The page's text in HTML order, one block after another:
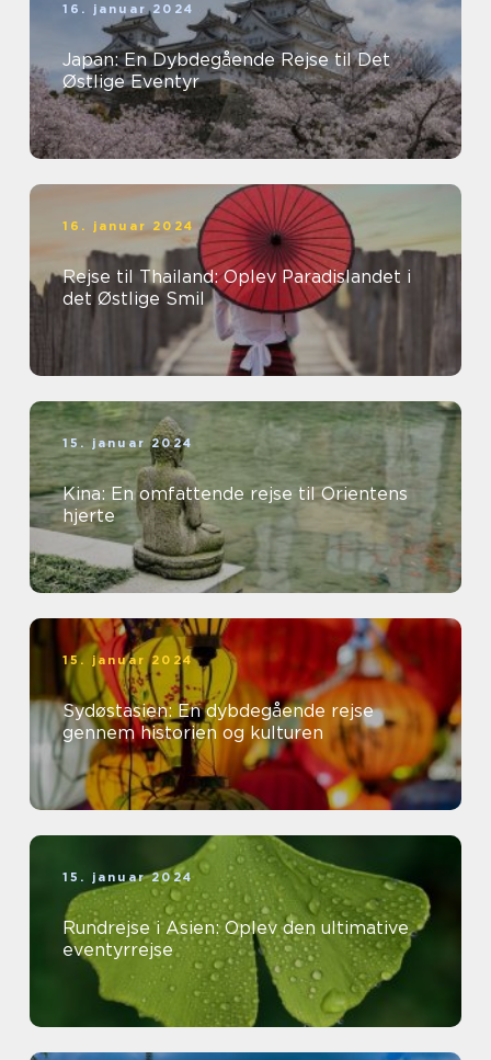
16. januar 2024
Japan: En Dybdegående Rejse til Det
Østlige Eventyr
16. januar 2024
Rejse til Thailand: Oplev Paradislandet i
det Østlige Smil
15. januar 2024
Kina: En omfattende rejse til Orientens
hjerte
15. januar 2024
Sydøstasien: En dybdegående rejse
gennem historien og kulturen
15. januar 2024
Rundrejse i Asien: Oplev den ultimative
eventyrrejse